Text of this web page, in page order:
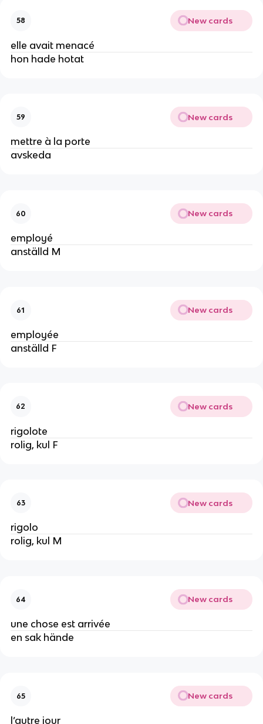
58 New cards
elle avait menacé
hon hade hotat
59 New cards
mettre à la porte
avskeda
60 New cards
employé
anställd M
61 New cards
employée
anställd F
62 New cards
rigolote
rolig, kul F
63 New cards
rigolo
rolig, kul M
64 New cards
une chose est arrivée
en sak hände
65 New cards
l’autre jour